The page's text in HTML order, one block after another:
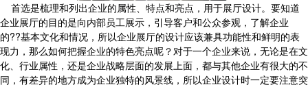
首选是梳理和列出企业的属性、特点和亮点，用于展厅设计。要知道
企业展厅的目的是向内部员工展示，引导客户和公众参观，了解企业
的??基本文化和情况，所以企业展厅的设计应该兼具功能性和鲜明的表
现力，那么如何把握企业的特色亮点呢？对于一个企业来说，无论是在文
化、行业属性，还是企业战略层面的发展上面，都与其他企业有很大的不
同，有差异的地方成为企业独特的风景线，所以企业设计时一定要注意突